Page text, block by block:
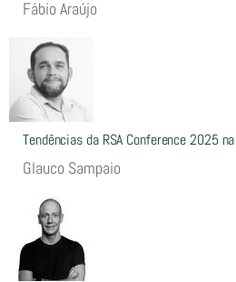
Fábio Araújo
Tendências da RSA Conference 2025
Glauco Sampaio